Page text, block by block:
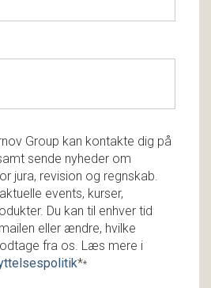
Group kan kontakte dig på
sende nyheder om
jura, revision og regnskab.
events, kurser,
Du kan til enhver tid
eller ændre, hvilke
fra os. Læs mere i
**